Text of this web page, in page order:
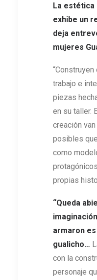
La estética
exhibe un
deja
mujeres
trabajo e
piezas
en su taller.
creación
posibles
como
propias
“Queda
armaron
gualicho…
con la
personaje